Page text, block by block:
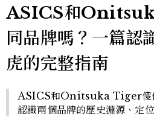
ASICS和
同品牌嗎？一篇認
虎的完整指南
ASICS和Onitsuka Tiger傻
認識兩個品牌的歷史淵源、定